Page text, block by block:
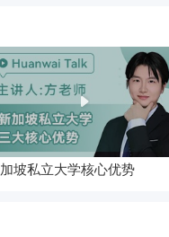
坡私立大学核心优势